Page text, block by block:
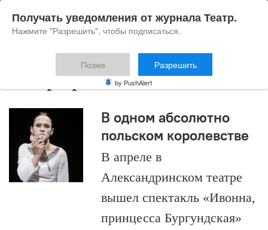
театр гротеска
В одном абсолютно
польском королевстве
В апреле в
Александринском театре
вышел спектакль «Ивонна,
принцесса Бургундская»
Получать уведомления от журнала Театр.
Нажмите "Разрешить", чтобы подписаться.
Позже Разрешить
by PushAlert